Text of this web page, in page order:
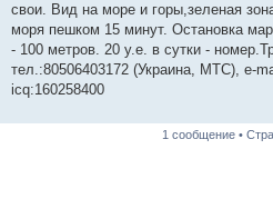
свои. Вид на море и горы,зеленая
моря пешком 15 минут. Остановка
- 100 метров. 20 у.е. в сутки -
тел.:80506403172 (Украина, МТС), e-
icq:160258400
1 сообщение •